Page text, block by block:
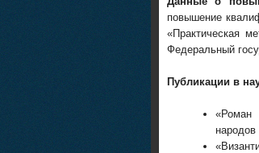
повышение
«Практическая
Федеральный
Публикации в
«Роман